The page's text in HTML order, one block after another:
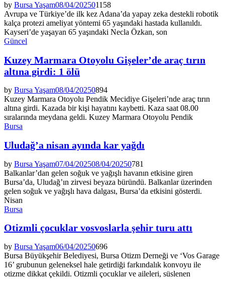
by Bursa Yaşam08/04/202501158
Avrupa ve Türkiye’de ilk kez Adana’da yapay zeka destekli robotik
kalça protezi ameliyat yöntemi 65 yaşındaki hastada kullanıldı.
Kayseri’de yaşayan 65 yaşındaki Necla Özkan, son
Güncel
Kuzey Marmara Otoyolu Gişeler’de araç tırın
altına girdi: 1 ölü
by Bursa Yaşam08/04/20250894
Kuzey Marmara Otoyolu Pendik Mecidiye Gişeleri’nde araç tırın
altına girdi. Kazada bir kişi hayatını kaybetti. Kaza saat 08.00
sıralarında meydana geldi. Kuzey Marmara Otoyolu Pendik
Bursa
Uludağ’a nisan ayında kar yağdı
by Bursa Yaşam07/04/202508/04/20250781
Balkanlar’dan gelen soğuk ve yağışlı havanın etkisine giren
Bursa’da, Uludağ’ın zirvesi beyaza büründü. Balkanlar üzerinden
gelen soğuk ve yağışlı hava dalgası, Bursa’da etkisini gösterdi.
Nisan
Bursa
Otizmli çocuklar vosvoslarla şehir turu attı
by Bursa Yaşam06/04/20250696
Bursa Büyükşehir Belediyesi, Bursa Otizm Derneği ve ‘Vos Garage
16’ grubunun geleneksel hale getirdiği farkındalık konvoyu ile
otizme dikkat çekildi. Otizmli çocuklar ve aileleri, süslenen